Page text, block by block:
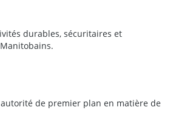
durables, sécuritaires et
de premier plan en matière de